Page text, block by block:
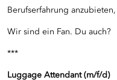
Berufserfahrung
Wir sind ein Fan. Du auch?
***
Luggage Attendant (m/f/d)